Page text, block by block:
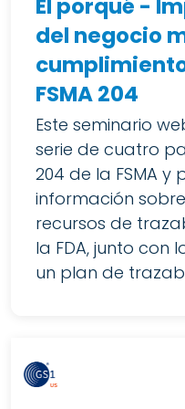
El porqué -
del negocio
FSMA 204
Este seminario
serie de cuatro
204 de la FSMA y
información
recursos de
la FDA, junto con
un plan de